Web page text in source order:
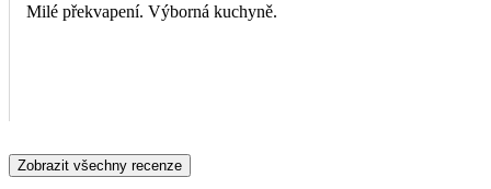
Milé překvapení. Výborná kuchyně.
Zobrazit všechny recenze